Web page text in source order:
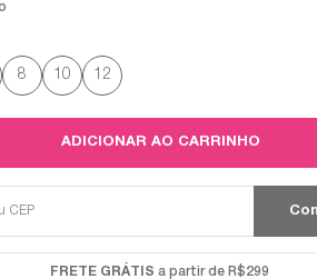
8 10 12
ADICIONAR AO CARRINHO
FRETE GRÁTIS a partir de R$299